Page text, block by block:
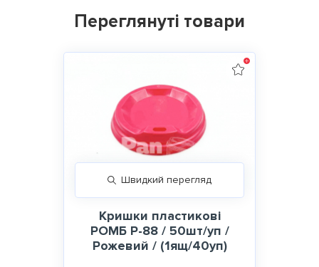
Переглянуті товари
Швидкий перегляд
Кришки пластикові
РОМБ Р-88 / 50шт/уп /
Рожевий / (1ящ/40уп)